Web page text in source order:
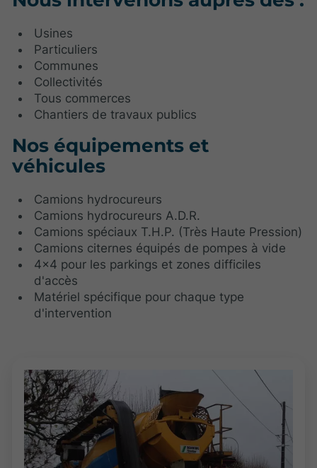
Usines
Particuliers
Communes
Collectivités
Tous commerces
Chantiers de travaux publics
Nos équipements et
véhicules
Camions hydrocureurs
Camions hydrocureurs A.D.R.
Camions spéciaux T.H.P. (Très Haute Pression)
Camions citernes équipés de pompes à vide
4x4 pour les parkings et zones difficiles
d'accès
Matériel spécifique pour chaque type
d'intervention